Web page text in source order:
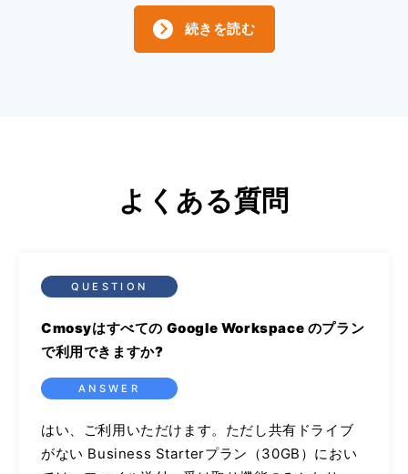
続きを読む
よくある質問
Cmosyはすべての Google Workspace のプラン
で利用できますか?
はい、ご利用いただけます。ただし共有ドライブ
がない Business Starterプラン（30GB）におい